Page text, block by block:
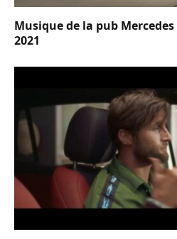
Musique de la pub Mercedes
2021